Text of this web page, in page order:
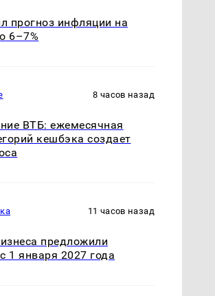
прогноз инфляции на
6–7%
8 часов назад
ВТБ: ежемесячная
кешбэка создает
11 часов назад
предложили
1 января 2027 года